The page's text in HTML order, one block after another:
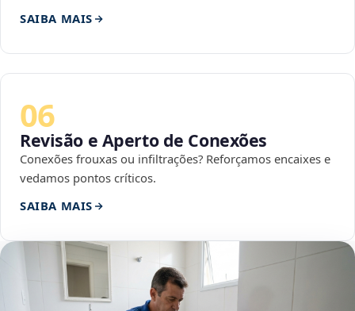
SAIBA MAIS
06
Revisão e Aperto de Conexões
Conexões frouxas ou infiltrações? Reforçamos encaixes e
vedamos pontos críticos.
SAIBA MAIS